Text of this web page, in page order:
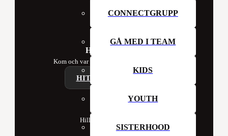
CONNECTGRUPP
GÅ MED I TEAM
KIDS
YOUTH
SISTERHOOD
Hillsong Sweden
Kom och var med oss i kyrkan denna vecka!
HITTA ETT CAMPUS
Hillsong Church Sweden
Box 41